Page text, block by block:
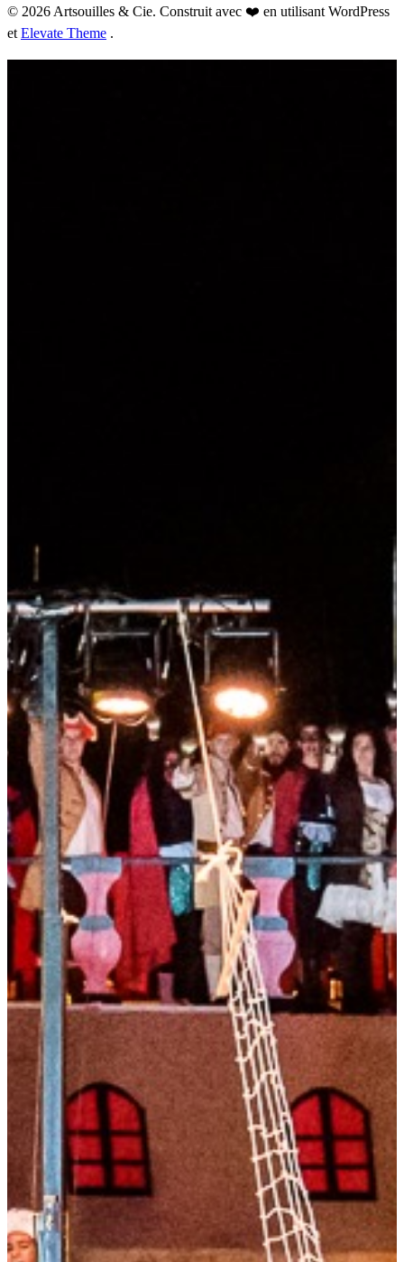
© 2026 Artsouilles & Cie. Construit avec ❤️ en utilisant WordPress
et Elevate Theme .